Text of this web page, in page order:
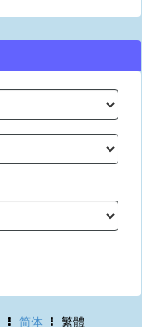
简体 繁體